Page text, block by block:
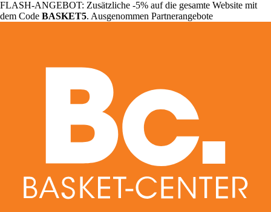
FLASH-ANGEBOT: Zusätzliche -5% auf die gesamte Website mit
dem Code BASKET5. Ausgenommen Partnerangebote